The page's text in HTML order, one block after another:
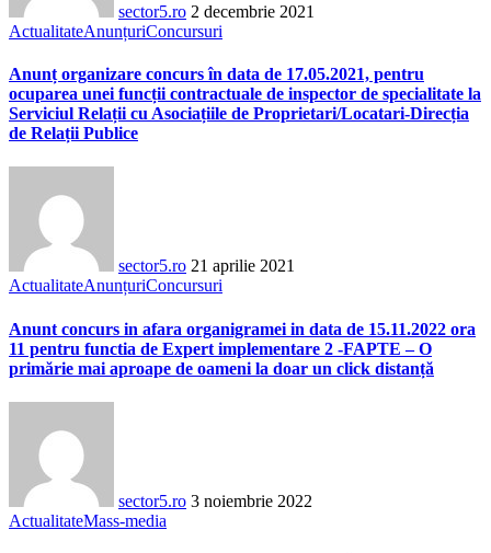
sector5.ro 2 decembrie 2021
ActualitateAnunțuriConcursuri
Anunț organizare concurs în data de 17.05.2021, pentru
ocuparea unei funcții contractuale de inspector de specialitate la
Serviciul Relații cu Asociațiile de Proprietari/Locatari-Direcția
de Relații Publice
sector5.ro 21 aprilie 2021
ActualitateAnunțuriConcursuri
Anunt concurs in afara organigramei in data de 15.11.2022 ora
11 pentru functia de Expert implementare 2 -FAPTE – O
primărie mai aproape de oameni la doar un click distanță
sector5.ro 3 noiembrie 2022
ActualitateMass-media